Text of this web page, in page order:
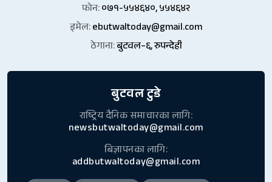
फोन:०७१-५५४६४०, ५५४६४२
इमेल:ebutwaltoday@gmail.com
ठेगाना:बुटवल–६, रुपन्देही
बुटवल टुडे
राष्ट्रिय दैनिक समाचारका लागि:
newsbutwaltoday@gmail.com
बिज्ञापनका लागि:
addbutwaltoday@gmail.com